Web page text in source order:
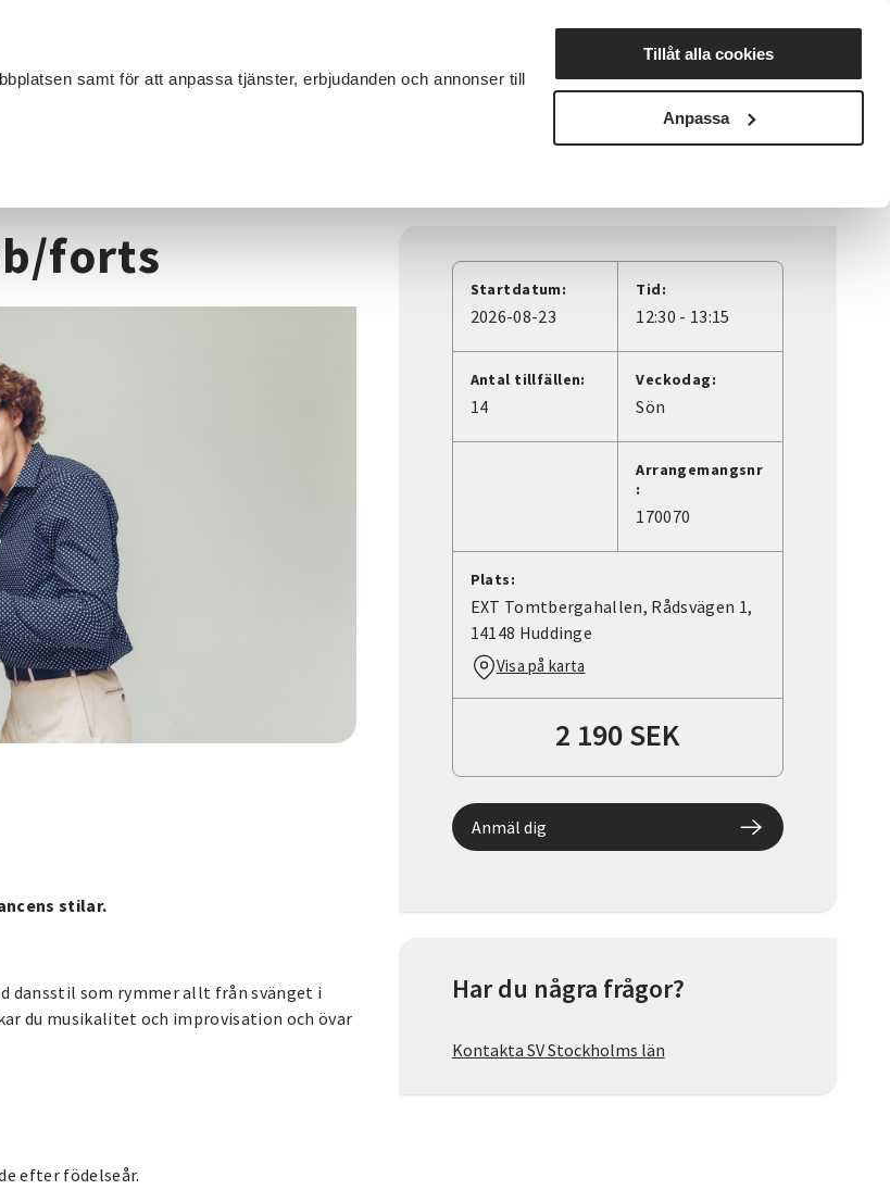
samt för att anpassa tjänster, erbjudanden och annonser till
Tillåt alla cookies
Anpassa
Nyheter Avdelningar
forts
stilar.
dansstil som rymmer allt från svänget i
du musikalitet och improvisation och övar
efter födelseår.
Startdatum:
2026-08-23
Tid:
12:30 - 13:15
Antal tillfällen:
14
Veckodag:
Sön
Arrangemangsnr
:
170070
Plats:
EXT Tomtbergahallen, Rådsvägen 1,
14148 Huddinge
Visa på karta
2 190 SEK
Anmäl dig
Har du några frågor?
Kontakta SV Stockholms län